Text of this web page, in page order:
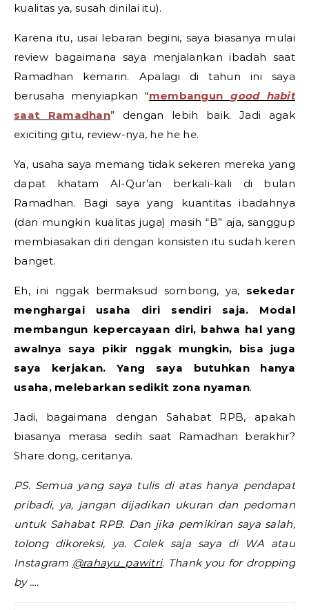
kualitas ya, susah dinilai itu).
Karena itu, usai lebaran begini, saya biasanya mulai
review bagaimana saya menjalankan ibadah saat
Ramadhan kemarin. Apalagi di tahun ini saya
berusaha menyiapkan “membangun good habit
saat Ramadhan” dengan lebih baik. Jadi agak
exiciting gitu, review-nya, he he he.
Ya, usaha saya memang tidak sekeren mereka yang
dapat khatam Al-Qur’an berkali-kali di bulan
Ramadhan. Bagi saya yang kuantitas ibadahnya
(dan mungkin kualitas juga) masih “B” aja, sanggup
membiasakan diri dengan konsisten itu sudah keren
banget.
Eh, ini nggak bermaksud sombong, ya, sekedar
menghargai usaha diri sendiri saja. Modal
membangun kepercayaan diri, bahwa hal yang
awalnya saya pikir nggak mungkin, bisa juga
saya kerjakan. Yang saya butuhkan hanya
usaha, melebarkan sedikit zona nyaman.
Jadi, bagaimana dengan Sahabat RPB, apakah
biasanya merasa sedih saat Ramadhan berakhir?
Share dong, ceritanya.
PS. Semua yang saya tulis di atas hanya pendapat
pribadi, ya, jangan dijadikan ukuran dan pedoman
untuk Sahabat RPB. Dan jika pemikiran saya salah,
tolong dikoreksi, ya. Colek saja saya di WA atau
Instagram @rahayu_pawitri. Thank you for dropping
by ….